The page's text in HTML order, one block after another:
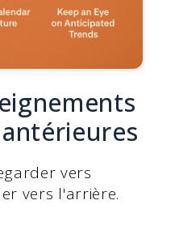
vers
vers l'arrière.